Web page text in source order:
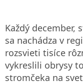
Každý december,
sa nachádza v
rozsvieti tisíce
vykreslili obrysy
stromčeka na